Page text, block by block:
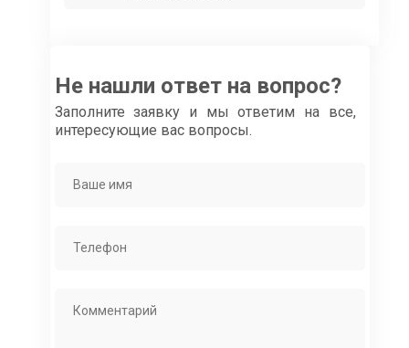
Не нашли ответ на вопрос?
Заполните заявку и мы ответим на все,
интересующие вас вопросы.